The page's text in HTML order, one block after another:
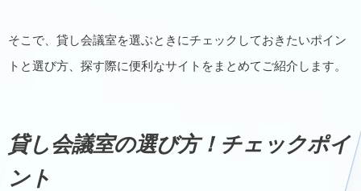
そこで、貸し会議室を選ぶときにチェックしておきたいポイン
トと選び方、探す際に便利なサイトをまとめてご紹介します。
貸し会議室の選び方！チェックポイ
ント